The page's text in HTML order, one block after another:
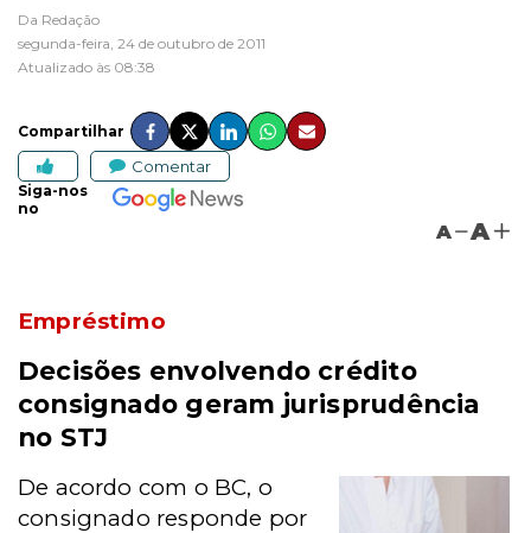
Da Redação
segunda-feira, 24 de outubro de 2011
Atualizado às 08:38
Compartilhar
Comentar
Siga-nos
no
A A
Empréstimo
Decisões envolvendo crédito
consignado geram jurisprudência
no STJ
De acordo com o BC, o
consignado responde por